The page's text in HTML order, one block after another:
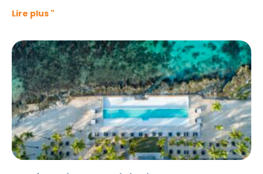
Lire plus "